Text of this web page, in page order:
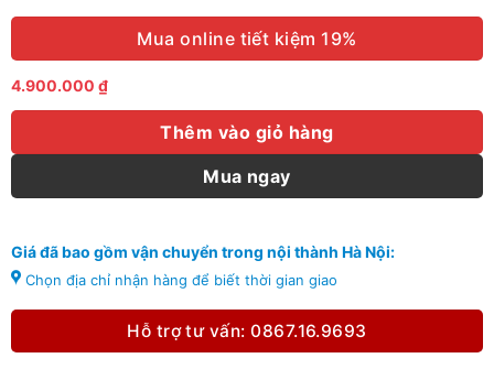
Mua online tiết kiệm 19%
4.900.000 ₫
Thêm vào giỏ hàng
Mua ngay
Giá đã bao gồm vận chuyển trong nội thành Hà Nội:
Chọn địa chỉ nhận hàng để biết thời gian giao
Hỗ trợ tư vấn: 0867.16.9693